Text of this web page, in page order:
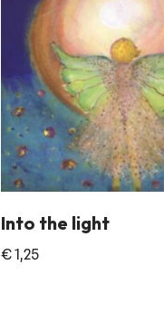
Into the light
€1,25